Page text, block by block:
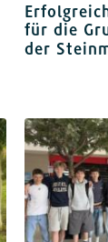
für die
der